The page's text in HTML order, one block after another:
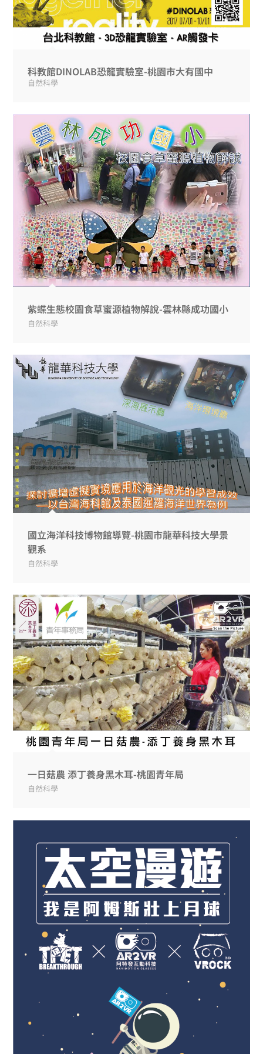
科教館DINOLAB恐龍實驗室-桃園市大有國中
自然科學
紫蝶生態校園食草蜜源植物解說-雲林縣成功國小
自然科學
國立海洋科技博物館導覽-桃園市龍華科技大學景
觀系
自然科學
一日菇農 添丁養身黑木耳-桃園青年局
自然科學